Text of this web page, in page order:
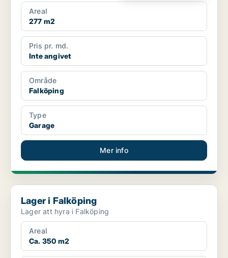
Areal
277 m2
Pris pr. md.
Inte angivet
Område
Falköping
Type
Garage
Mer info
Lager i Falköping
Lager i Falköping
Lager att hyra i Falköping
Areal
Ca. 350 m2